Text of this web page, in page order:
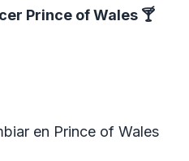
Prince of Wales 🍸
en Prince of Wales